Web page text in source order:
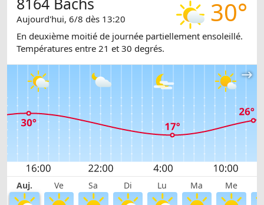
30°
Aujourd'hui, 6/8 dès 13:20
En deuxième moitié de journée partiellement ensoleillé.
Températures entre 21 et 30 degrés.
Auj. Ve Sa Di Lu Ma Me